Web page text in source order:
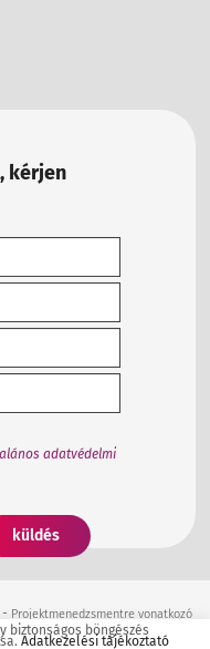
kérjen
adatvédelmi
Projektmenedzsmentre vonatkozó
biztonságos böngészés
Adatkezelési tájékoztató